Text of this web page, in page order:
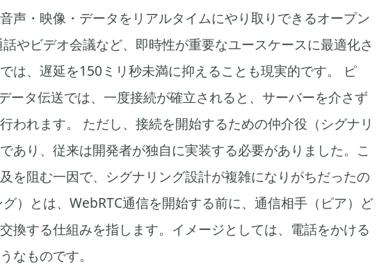
声・映像・データをリアルタイムにやり取りできるオープン
やビデオ会議など、即時性が重要なユースケースに最適化さ
は、遅延を150ミリ秒未満に抑えることも現実的です。 ピ
ータ伝送では、一度接続が確立されると、サーバーを介さず
われます。 ただし、接続を開始するための仲介役（シグナリ
あり、従来は開発者が独自に実装する必要がありました。こ
を阻む一因で、シグナリング設計が複雑になりがちだったの
）とは、WebRTC通信を開始する前に、通信相手（ピア）ど
換する仕組みを指します。イメージとしては、電話をかける
なものです。